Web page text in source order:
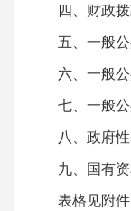
四、财政拨
五、一般公
六、一般公
七、一般公
八、政府性
九、国有资
表格见附件